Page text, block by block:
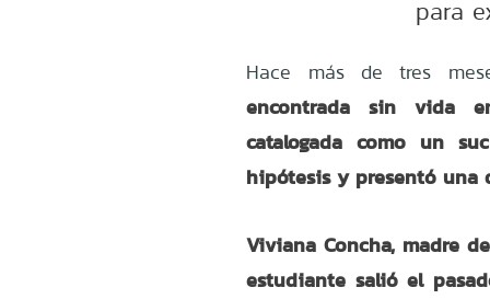
para
Hace más de tres
encontrada sin vida
catalogada como un
hipótesis y presentó
Viviana Concha, madre
estudiante salió el